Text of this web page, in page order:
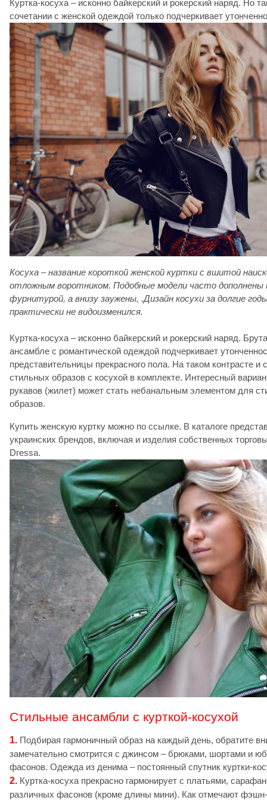
Куртка-косуха – исконно байкерский и рокерский наряд. Но
сочетании с женской одеждой только подчеркивает
Косуха – название короткой женской куртки с вшитой
отложным воротником. Подобные модели часто дополнены
фурнитурой, а внизу заужены, .Дизайн косухи за долгие
практически не видоизменился.
Куртка-косуха – исконно байкерский и рокерский наряд.
ансамбле с романтической одеждой подчеркивает
представительницы прекрасного пола. На таком контрасте и
стильных образов с косухой в комплекте. Интересный
рукавов (жилет) может стать небанальным элементом для
образов.
Купить женскую куртку можно по ссылке. В каталоге
украинских брендов, включая и изделия собственных
Dressa.
Стильные ансамбли с курткой-косухой
1. Подбирая гармоничный образ на каждый день, обратите
замечательно смотрится с джинсом – брюками, шортами и
фасонов. Одежда из денима – постоянный спутник куртки-
2. Куртка-косуха прекрасно гармонирует с платьями,
различных фасонов (кроме длины мини). Как отмечают